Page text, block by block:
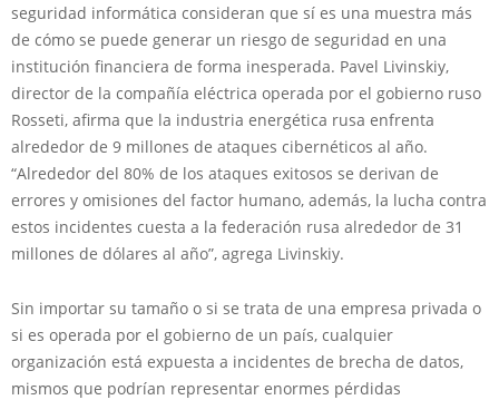
seguridad informática consideran que sí es una muestra más
de cómo se puede generar un riesgo de seguridad en una
institución financiera de forma inesperada. Pavel Livinskiy,
director de la compañía eléctrica operada por el gobierno ruso
Rosseti, afirma que la industria energética rusa enfrenta
alrededor de 9 millones de ataques cibernéticos al año.
“Alrededor del 80% de los ataques exitosos se derivan de
errores y omisiones del factor humano, además, la lucha contra
estos incidentes cuesta a la federación rusa alrededor de 31
millones de dólares al año”, agrega Livinskiy.
Sin importar su tamaño o si se trata de una empresa privada o
si es operada por el gobierno de un país, cualquier
organización está expuesta a incidentes de brecha de datos,
mismos que podrían representar enormes pérdidas